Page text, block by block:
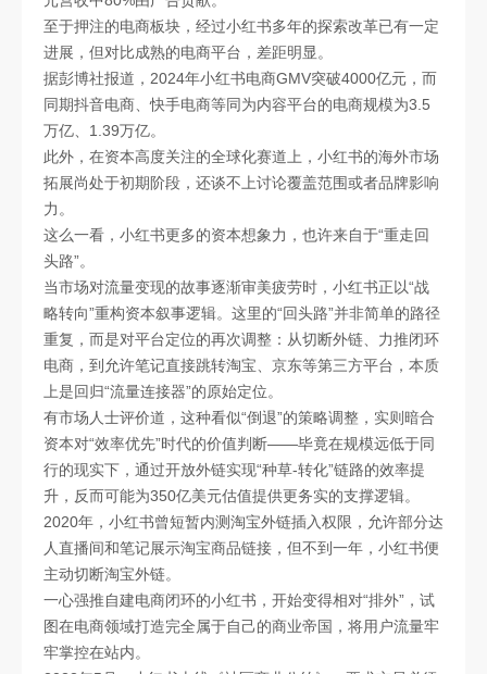
至于押注的电商板块，经过小红书多年的探索改革已有一定
进展，但对比成熟的电商平台，差距明显。
据彭博社报道，2024年小红书电商GMV突破4000亿元，而
同期抖音电商、快手电商等同为内容平台的电商规模为3.5
万亿、1.39万亿。
此外，在资本高度关注的全球化赛道上，小红书的海外市场
拓展尚处于初期阶段，还谈不上讨论覆盖范围或者品牌影响
力。
这么一看，小红书更多的资本想象力，也许来自于“重走回
头路”。
当市场对流量变现的故事逐渐审美疲劳时，小红书正以“战
略转向”重构资本叙事逻辑。这里的“回头路”并非简单的路径
重复，而是对平台定位的再次调整：从切断外链、力推闭环
电商，到允许笔记直接跳转淘宝、京东等第三方平台，本质
上是回归“流量连接器”的原始定位。
有市场人士评价道，这种看似“倒退”的策略调整，实则暗合
资本对“效率优先”时代的价值判断——毕竟在规模远低于同
行的现实下，通过开放外链实现“种草-转化”链路的效率提
升，反而可能为350亿美元估值提供更务实的支撑逻辑。
2020年，小红书曾短暂内测淘宝外链插入权限，允许部分达
人直播间和笔记展示淘宝商品链接，但不到一年，小红书便
主动切断淘宝外链。
一心强推自建电商闭环的小红书，开始变得相对“排外”，试
图在电商领域打造完全属于自己的商业帝国，将用户流量牢
牢掌控在站内。